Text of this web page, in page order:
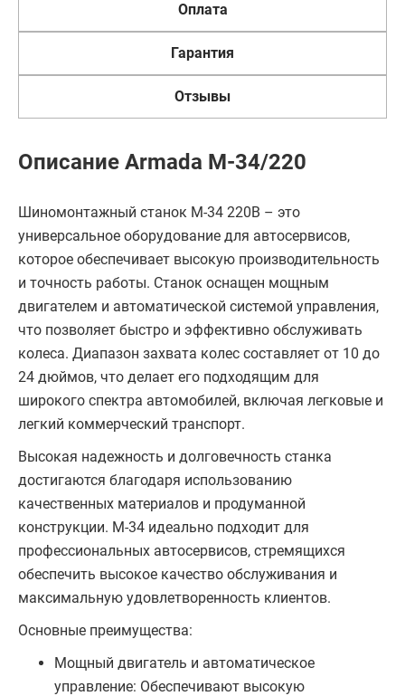
Оплата
Гарантия
Отзывы
Описание Armada M-34/220
Шиномонтажный станок М-34 220В – это
универсальное оборудование для автосервисов,
которое обеспечивает высокую производительность
и точность работы. Станок оснащен мощным
двигателем и автоматической системой управления,
что позволяет быстро и эффективно обслуживать
колеса. Диапазон захвата колес составляет от 10 до
24 дюймов, что делает его подходящим для
широкого спектра автомобилей, включая легковые и
легкий коммерческий транспорт.
Высокая надежность и долговечность станка
достигаются благодаря использованию
качественных материалов и продуманной
конструкции. М-34 идеально подходит для
профессиональных автосервисов, стремящихся
обеспечить высокое качество обслуживания и
максимальную удовлетворенность клиентов.
Основные преимущества:
Мощный двигатель и автоматическое
управление: Обеспечивают высокую